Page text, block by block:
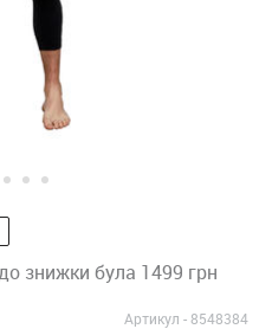
знижки була 1499 грн
Артикул -8548384